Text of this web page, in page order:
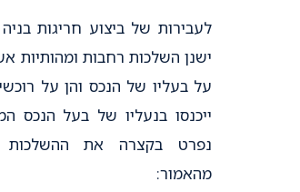
לעבירות של ביצוע חריגות
ישנן השלכות רחבות ומהותיות
על בעליו של הנכס והן על
ייכנסו בנעליו של בעל הנכס
נפרט בקצרה את ההשלכות
מהאמור: